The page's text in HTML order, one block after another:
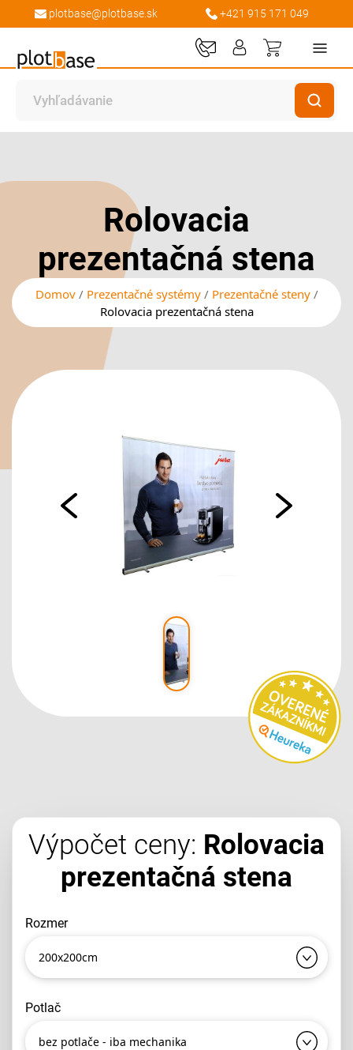
plotbase@plotbase.sk +421 915 171 049
Môj košík
Rolovacia
prezentačná stena
Domov Prezentačné systémy
Prezentačné steny
Rolovacia prezentačná stena
Výpočet ceny: Rolovacia
prezentačná stena
rozmer
200x200cm
potlač
bez potlače - iba mechanika